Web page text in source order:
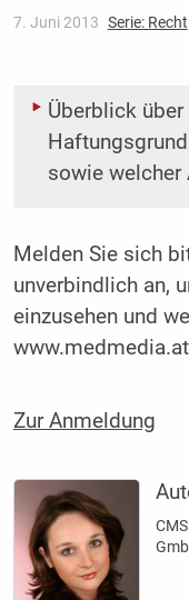
7. Juni 2013 Serie: Recht
Überblick
sowie welcher
Melden Sie sich
unverbindlich an,
einzusehen und
Zur Anmeldung